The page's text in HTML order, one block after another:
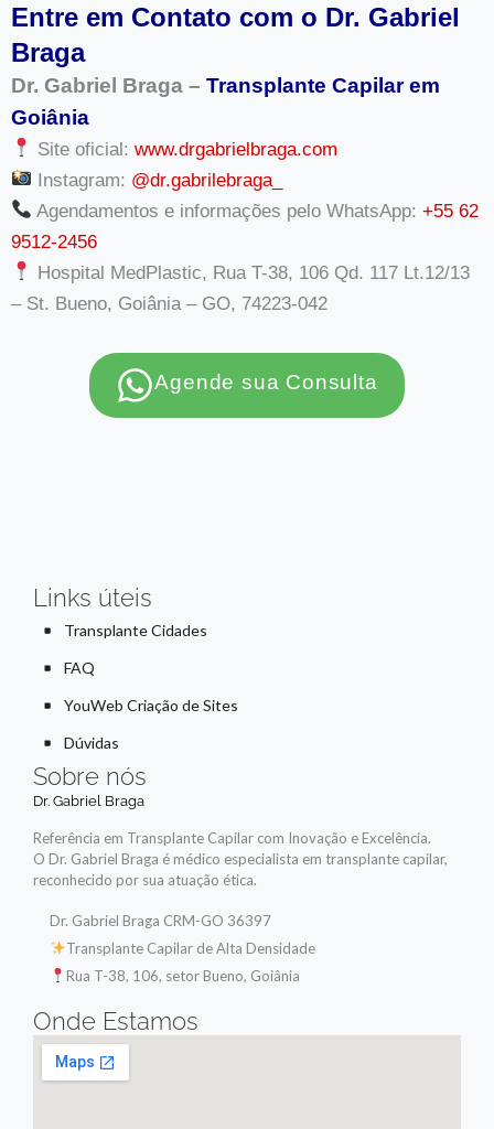
Entre em Contato com o Dr. Gabriel
Braga
Dr. Gabriel Braga – Transplante Capilar em
Goiânia
Site oficial:www.drgabrielbraga.com
Instagram: @dr.gabrilebraga_
Agendamentos e informações pelo WhatsApp:+55 62
9512-2456
Hospital MedPlastic, Rua T-38, 106 Qd. 117 Lt.12/13
– St. Bueno, Goiânia – GO, 74223-042
Agende sua Consulta
Links úteis
Transplante Cidades
FAQ
YouWeb Criação de Sites
Dúvidas
Sobre nós
Dr. Gabriel Braga
Referência em Transplante Capilar com Inovação e Excelência.
O Dr. Gabriel Braga é médico especialista em transplante capilar,
reconhecido por sua atuação ética.
Dr. Gabriel Braga CRM-GO 36397
Transplante Capilar de Alta Densidade
Rua T-38, 106, setor Bueno, Goiânia
Onde Estamos